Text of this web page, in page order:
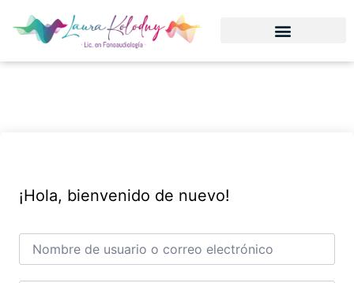
¡Hola, bienvenido de nuevo!